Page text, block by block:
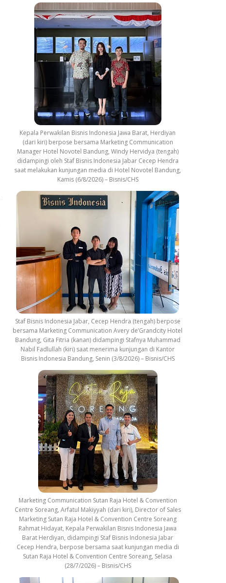
Kepala Perwakilan Bisnis Indonesia Jawa Barat, Herdiyan
(dari kiri) berpose bersama Marketing Communication
Manager Hotel Novotel Bandung, Windy Hervidya (tengah)
didampingi oleh Staf Bisnis Indonesia Jabar Cecep Hendra
saat melakukan kunjungan media di Hotel Novotel Bandung,
Kamis (6/8/2026) – Bisnis/CHS
Staf Bisnis Indonesia Jabar, Cecep Hendra (tengah) berpose
bersama Marketing Communication Avery de’Grandcity Hotel
Bandung, Gita Fitria (kanan) didampingi Stafnya Muhammad
Nabil Fadlullah (kiri) saat menerima kunjungan di Kantor
Bisnis Indonesia Bandung, Senin (3/8/2026) – Bisnis/CHS
Marketing Communication Sutan Raja Hotel & Convention
Centre Soreang, Arfatul Makiyyah (dari kiri), Director of Sales
Marketing Sutan Raja Hotel & Convention Centre Soreang
Rahmat Hidayat, Kepala Perwakilan Bisnis Indonesia Jawa
Barat Herdiyan, didampingi Staf Bisnis Indonesia Jabar
Cecep Hendra, berpose bersama saat kunjungan media di
Sutan Raja Hotel & Convention Centre Soreang, Selasa
(28/7/2026) – Bisnis/CHS